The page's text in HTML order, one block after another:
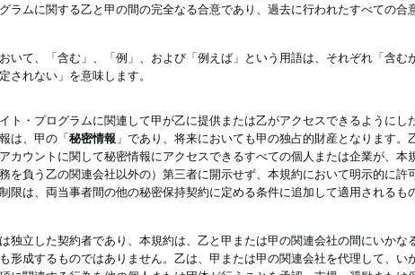
ラムに関する乙と甲の間の完全なる合意であり、過去に行われたすべての合
いて、「含む」、「例」、および「例えば」という用語は、それぞれ「含
されない」を意味します。
ト・プログラムに関連して甲が乙に提供または乙がアクセスできるように
は、甲の「秘密情報 」であり、将来においても甲の独占的財産となります
カウントに関して秘密情報にアクセスできるすべての個人または企業が、
を負う乙の関連会社以外の）第三者に開示せず、本規約において明示的に
限は、両当事者間の他の秘密保持契約に定める条件に追加して適用されるも
独立した契約者であり、本規約は、乙と甲または甲の関連会社の間にいか
形成するものではありません。乙は、甲または甲の関連会社を代理して、